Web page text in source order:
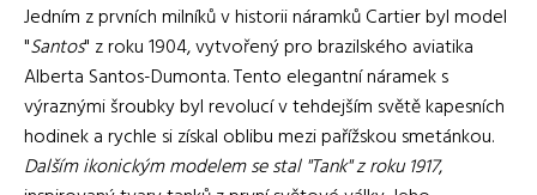
Jedním z prvních milníků v historii náramků Cartier byl model
"Santos" z roku 1904, vytvořený pro brazilského aviatika
Alberta Santos-Dumonta. Tento elegantní náramek s
výraznými šroubky byl revolucí v tehdejším světě kapesních
hodinek a rychle si získal oblibu mezi pařížskou smetánkou.
Dalším ikonickým modelem se stal "Tank" z roku 1917,